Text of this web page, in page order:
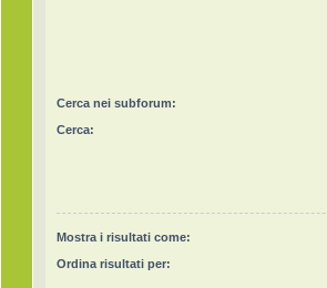
Cerca nei subforum:
Cerca:
Mostra i risultati come:
Ordina risultati per: